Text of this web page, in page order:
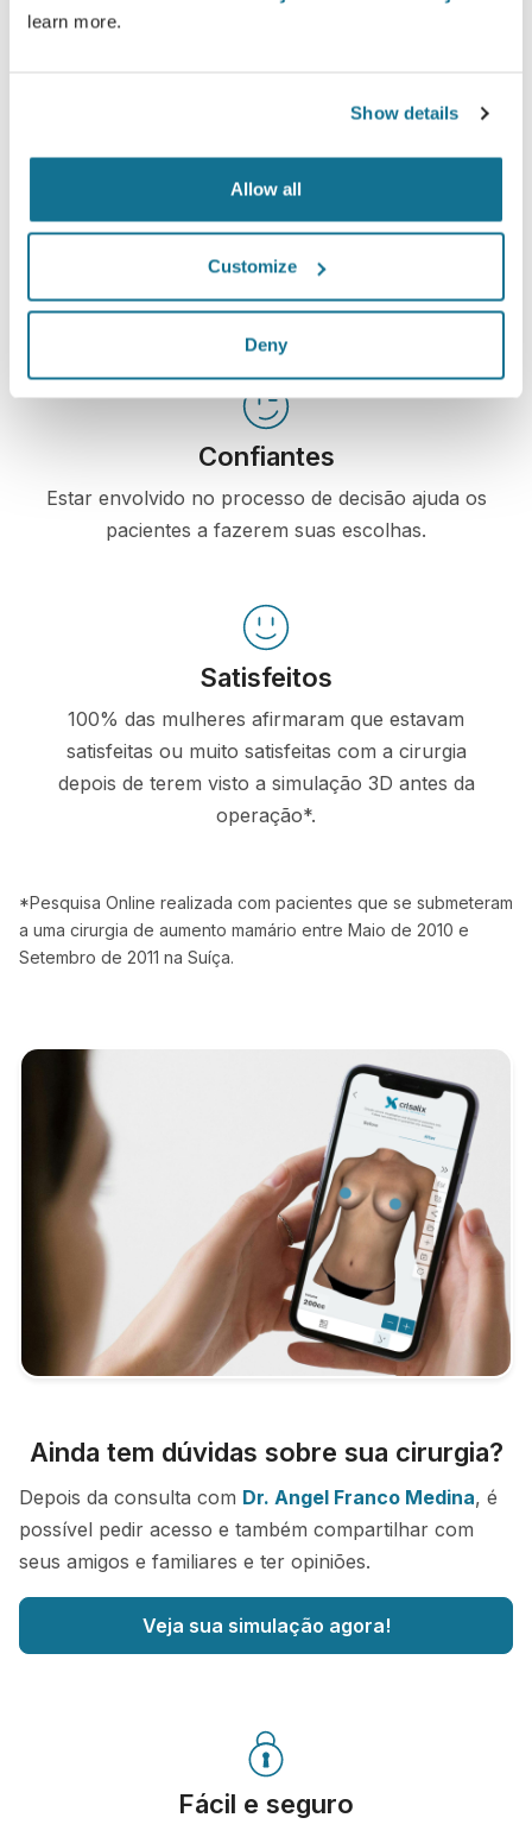
learn more.
Show details
Allow all
Customize
Deny
os pacientes e os cirurgiões.
baseado em uma simulação em 3D de seus
próprios corpos.
Confiantes
Estar envolvido no processo de decisão ajuda os
pacientes a fazerem suas escolhas.
Satisfeitos
100% das mulheres afirmaram que estavam
satisfeitas ou muito satisfeitas com a cirurgia
depois de terem visto a simulação 3D antes da
operação*.
*Pesquisa Online realizada com pacientes que se submeteram
a uma cirurgia de aumento mamário entre Maio de 2010 e
Setembro de 2011 na Suíça.
Ainda tem dúvidas sobre sua cirurgia?
Depois da consulta com Dr. Angel Franco Medina, é
possível pedir acesso e também compartilhar com
seus amigos e familiares e ter opiniões.
Veja sua simulação agora!
Fácil e seguro